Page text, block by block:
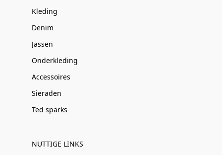
Kleding
Denim
Jassen
Onderkleding
Accessoires
Sieraden
Ted sparks
NUTTIGE LINKS